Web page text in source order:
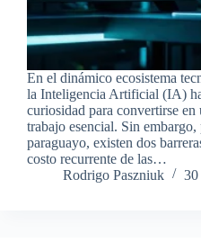
En el dinámico ecosistema
la Inteligencia Artificial (IA)
curiosidad para convertirse en
trabajo esencial. Sin
paraguayo, existen dos
costo recurrente de las…
Rodrigo Paszniuk
30